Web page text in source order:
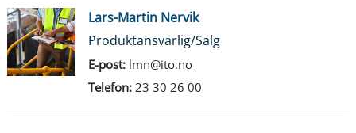
Lars-Martin Nervik
Produktansvarlig/Salg
E-post: lmn@ito.no
Telefon: 23 30 26 00